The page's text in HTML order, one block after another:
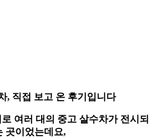
, 직접 보고 온 후기입니다
여러 대의 중고 살수차가 전시되
곳이었는데요,